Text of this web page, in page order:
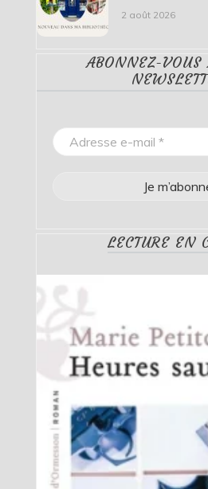
2 août 2026
ABONNEZ-VOUS
LECTURE EN